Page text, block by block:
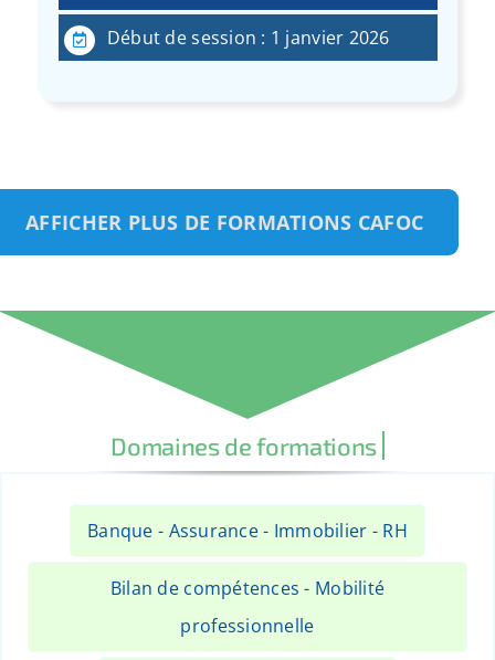
Début de session : 1 janvier 2026
AFFICHER PLUS DE FORMATIONS CAFOC
Banque - Assurance - Immobilier - RH
Bilan de compétences - Mobilité
professionnelle